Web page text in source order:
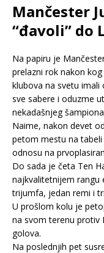
Mančester
“đavoli” do
Na papiru je
prelazni rok nakon
klubova na svetu
sve sabere i oduzme
nekadašnjeg
Naime, nakon devet
petom mestu na
odnosu na
Do sada je četa Ten
najkvalitetnijem rangu
trijumfa, jedan remi i
U prošlom kolu je
na svom terenu protiv
golova.
Na poslednjih pet